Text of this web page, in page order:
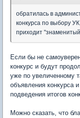
обратилась в
конкурса по выбору
приходит
Если бы не
конкурс и будут
уже по увеличенному
объявления конкурса
подведения итогов
Можно сказать, что